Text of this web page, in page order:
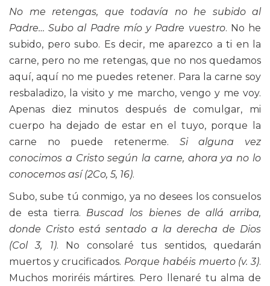
No me retengas, que todavía no he subido al
Padre… Subo al Padre mío y Padre vuestro. No he
subido, pero subo. Es decir, me aparezco a ti en la
carne, pero no me retengas, que no nos quedamos
aquí, aquí no me puedes retener. Para la carne soy
resbaladizo, la visito y me marcho, vengo y me voy.
Apenas diez minutos después de comulgar, mi
cuerpo ha dejado de estar en el tuyo, porque la
carne no puede retenerme. Si alguna vez
conocimos a Cristo según la carne, ahora ya no lo
conocemos así (2Co, 5, 16).
Subo, sube tú conmigo, ya no desees los consuelos
de esta tierra. Buscad los bienes de allá arriba,
donde Cristo está sentado a la derecha de Dios
(Col 3, 1). No consolaré tus sentidos, quedarán
muertos y crucificados. Porque habéis muerto (v. 3).
Muchos moriréis mártires. Pero llenaré tu alma de